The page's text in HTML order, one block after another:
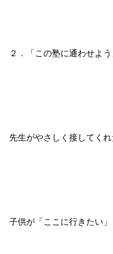
２．「この塾に通わせよ
先生がやさしく接してくれ
子供が「ここに行きたい」